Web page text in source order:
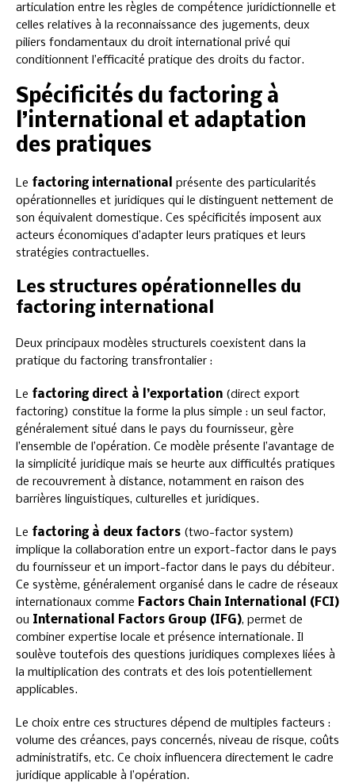
articulation entre les règles de compétence juridictionnelle et
celles relatives à la reconnaissance des jugements, deux
piliers fondamentaux du droit international privé qui
conditionnent l’efficacité pratique des droits du factor.
Spécificités du factoring à
l’international et adaptation
des pratiques
Le factoring international
présente des particularités
opérationnelles et juridiques qui le distinguent nettement de
son équivalent domestique. Ces spécificités imposent aux
acteurs économiques d’adapter leurs pratiques et leurs
stratégies contractuelles.
Les structures opérationnelles du
factoring international
Deux principaux modèles structurels coexistent dans la
pratique du factoring transfrontalier :
Le factoring direct à l’exportation (direct export
factoring) constitue la forme la plus simple : un seul factor,
généralement situé dans le pays du fournisseur, gère
l’ensemble de l’opération. Ce modèle présente l’avantage de
la simplicité juridique mais se heurte aux difficultés pratiques
de recouvrement à distance, notamment en raison des
barrières linguistiques, culturelles et juridiques.
Le factoring à deux factors (two-factor system)
implique la collaboration entre un export-factor dans le pays
du fournisseur et un import-factor dans le pays du débiteur.
Ce système, généralement organisé dans le cadre de réseaux
internationaux comme Factors Chain International (FCI)
ou International Factors Group (IFG), permet de
combiner expertise locale et présence internationale. Il
soulève toutefois des questions juridiques complexes liées à
la multiplication des contrats et des lois potentiellement
applicables.
Le choix entre ces structures dépend de multiples facteurs :
volume des créances, pays concernés, niveau de risque, coûts
administratifs, etc. Ce choix influencera directement le cadre
juridique applicable à l’opération.